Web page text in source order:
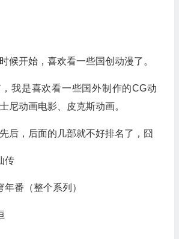
候开始，喜欢看一些国创动漫了。
我是喜欢看一些国外制作的CG动
尼动画电影、皮克斯动画。
后，后面的几部就不好排名了，囧
传
年番（整个系列）